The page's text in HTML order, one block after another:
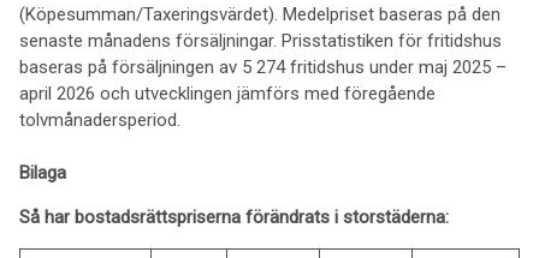
(Köpesumman/Taxeringsvärdet). Medelpriset baseras på den
senaste månadens försäljningar. Prisstatistiken för fritidshus
baseras på försäljningen av 5 274 fritidshus under maj 2025 –
april 2026 och utvecklingen jämförs med föregående
tolvmånadersperiod.
Bilaga
Så har bostadsrättspriserna förändrats i storstäderna: